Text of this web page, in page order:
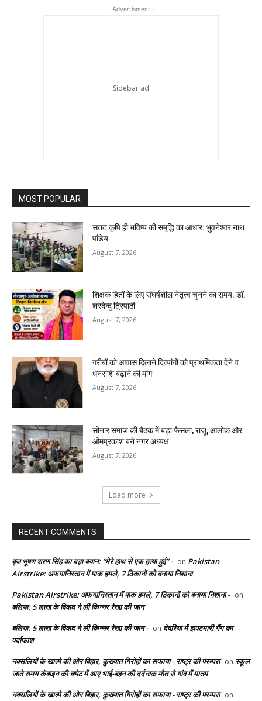
- Advertisment -
MOST POPULAR
सतत कृषि ही भविष्य की समृद्धि का आधार: भुवनेश्वर नाथ
पांडेय
August 7, 2026
शिक्षक हितों के लिए संघर्षशील नेतृत्व चुनने का समय: डॉ.
शरदेन्दु त्रिपाठी
August 7, 2026
गरीबों को आवास दिलाने दिव्यांगों को प्राथमिकता देने व
धनराशि बढ़ाने की मांग
August 7, 2026
सोनार समाज की बैठक में बड़ा फैसला, राजू, आलोक और
ओमप्रकाश बने नगर अध्यक्ष
August 7, 2026
Load more
RECENT COMMENTS
बृज भूषण शरण सिंह का बड़ा बयान: “मेरे हाथ से एक हत्या हुई” - on Pakistan
Airstrike: अफगानिस्तान में पाक हमले, 7 ठिकानों को बनाया निशाना
Pakistan Airstrike: अफगानिस्तान में पाक हमले, 7 ठिकानों को बनाया निशाना - on
बलिया: 5 लाख के विवाद ने ली किन्नर रेखा की जान
बलिया: 5 लाख के विवाद ने ली किन्नर रेखा की जान - on देवरिया में झपटमारी गैंग का
पर्दाफाश
नक्सलियों के खात्मे की ओर बिहार, कुख्यात गिरोहों का सफाया - राष्ट्र की परम्परा on स्कूल
जाते समय कंबाइन की चपेट में आए भाई-बहन की दर्दनाक मौत से गांव में मातम
नक्सलियों के खात्मे की ओर बिहार, कुख्यात गिरोहों का सफाया - राष्ट्र की परम्परा on